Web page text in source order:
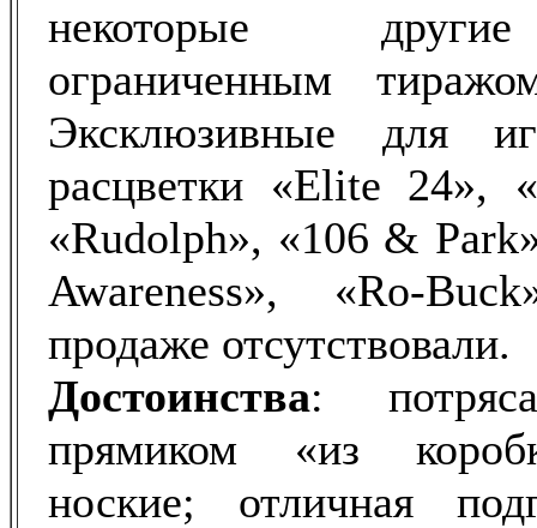
некоторые
ограниченным
Эксклюзивные для
расцветки «Elite 24»,
«Rudolph», «106 &
Awareness», «Ro-
продаже отсутствовали.
Достоинства:
прямиком «из
ноские; отличная